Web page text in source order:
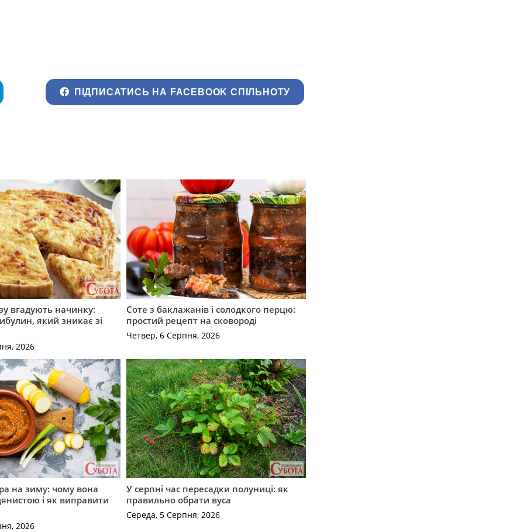
ПІДПИСАТИСЬ НА FACEBOOK СПІЛЬНОТУ
вгадують начинку:
який зникає зі
2026
Соте з баклажанів і солодкого перцю:
простий рецепт на сковороді
Четвер, 6 Серпня, 2026
на зиму: чому вона
і як виправити
2026
У серпні час пересадки полуниці: як
правильно обрати вуса
Середа, 5 Серпня, 2026